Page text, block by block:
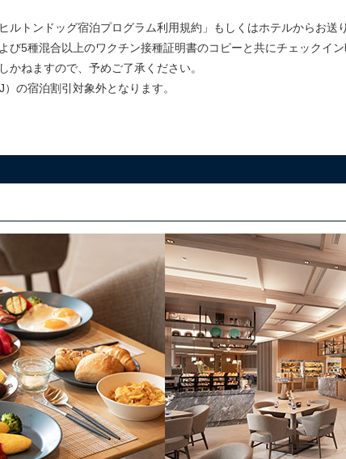
ルトンドッグ宿泊プログラム利用規約」もしくはホテルからお送
び5種混合以上のワクチン接種証明書のコピーと共にチェックイ
かねますので、予めご了承ください。
の宿泊割引対象外となります。